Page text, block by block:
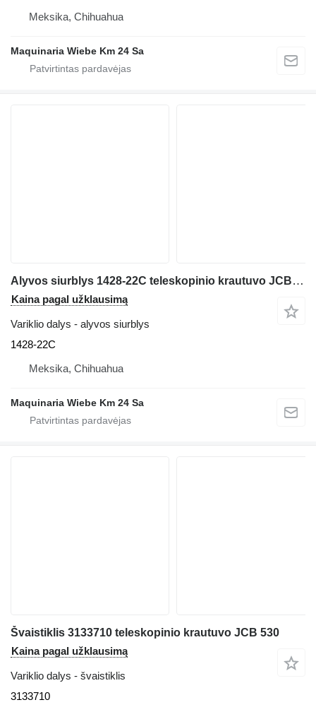
Meksika, Chihuahua
Maquinaria Wiebe Km 24 Sa
Alyvos siurblys 1428-22C teleskopinio krautuvo JCB 530
Kaina pagal užklausimą
Variklio dalys - alyvos siurblys
1428-22C
Meksika, Chihuahua
Maquinaria Wiebe Km 24 Sa
Švaistiklis 3133710 teleskopinio krautuvo JCB 530
Kaina pagal užklausimą
Variklio dalys - švaistiklis
3133710